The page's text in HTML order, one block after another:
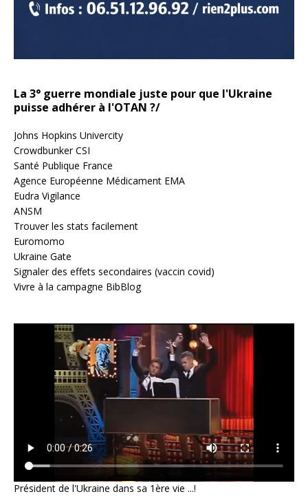
La 3° guerre mondiale juste pour que l'Ukraine
puisse adhérer à l'OTAN ?/
Johns Hopkins Univercity
Crowdbunker CSI
Santé Publique France
Agence Européenne Médicament EMA
Eudra Vigilance
ANSM
Trouver les stats facilement
Euromomo
Ukraine Gate
Signaler des effets secondaires (vaccin covid)
Vivre à la campagne BibBlog
Président de l'Ukraine dans sa 1ère vie ...!